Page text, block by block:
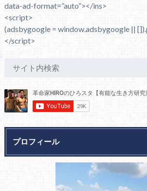
data-ad-format=”auto”></ins>
<script>
(adsbygoogle = window.adsbygoogle ||
</script>
プロフィール